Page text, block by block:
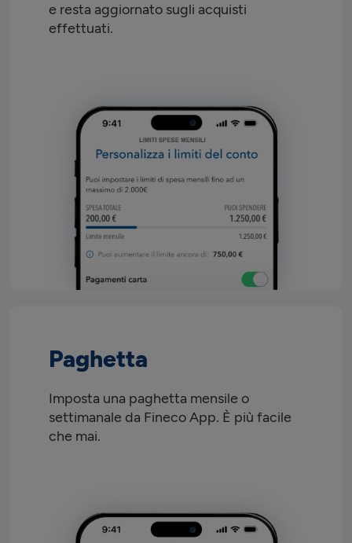
e resta aggiornato sugli acquisti
effettuati.
Paghetta
Imposta una paghetta mensile o
settimanale da Fineco App. È più facile
che mai.